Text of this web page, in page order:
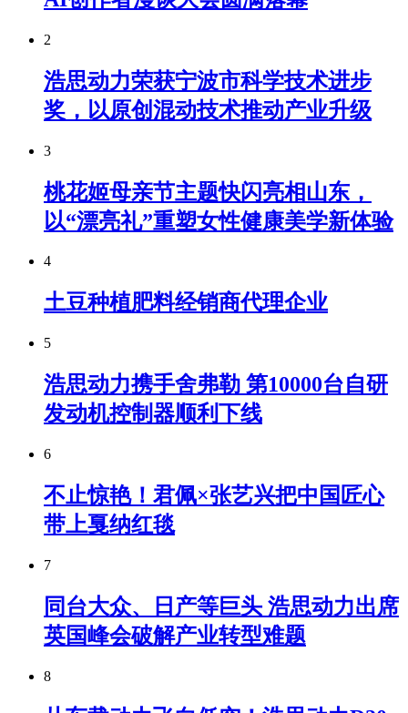
2
浩思动力荣获宁波市科学技术进步
奖，以原创混动技术推动产业升级
3
桃花姬母亲节主题快闪亮相山东，
以“漂亮礼”重塑女性健康美学新体验
4
土豆种植肥料经销商代理企业
5
浩思动力携手舍弗勒 第10000台自研
发动机控制器顺利下线
6
不止惊艳！君佩×张艺兴把中国匠心
带上戛纳红毯
7
同台大众、日产等巨头 浩思动力出席
英国峰会破解产业转型难题
8